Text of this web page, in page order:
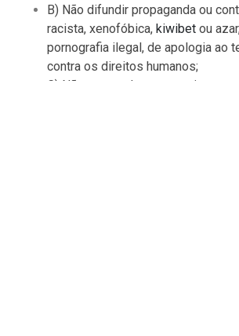
B) Não difundir propaganda ou
racista, xenofóbica, kiwibet ou
pornografia ilegal, de apologia ao
contra os direitos humanos;
C) Não causar danos aos sistemas